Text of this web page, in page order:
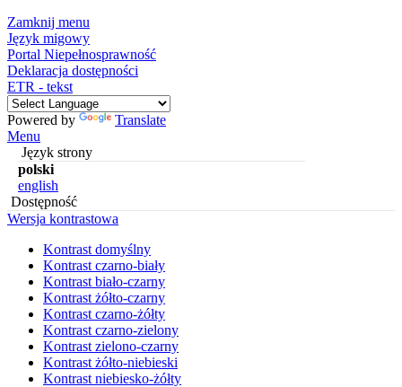
Zamknij menu
Język migowy
Portal Niepełnosprawność
Deklaracja dostępności
ETR - tekst
Powered by
Translate
Menu
Język strony
polski
english
Dostępność
Wersja kontrastowa
Kontrast domyślny
Kontrast czarno-biały
Kontrast biało-czarny
Kontrast żółto-czarny
Kontrast czarno-żółty
Kontrast czarno-zielony
Kontrast zielono-czarny
Kontrast żółto-niebieski
Kontrast niebiesko-żółty